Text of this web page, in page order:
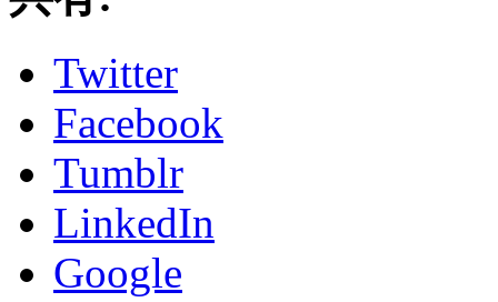
Twitter
Facebook
Tumblr
LinkedIn
Google